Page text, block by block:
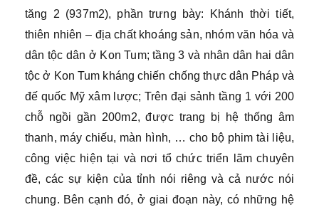
tăng 2 (937m2), phần trưng bày: Khánh thời tiết,
thiên nhiên – địa chất khoáng sản, nhóm văn hóa và
dân tộc dân ở Kon Tum; tầng 3 và nhân dân hai dân
tộc ở Kon Tum kháng chiến chống thực dân Pháp và
đế quốc Mỹ xâm lược; Trên đại sảnh tầng 1 với 200
chỗ ngồi gần 200m2, được trang bị hệ thống âm
thanh, máy chiếu, màn hình, … cho bộ phim tài liệu,
công việc hiện tại và nơi tổ chức triển lãm chuyên
đề, các sự kiện của tỉnh nói riêng và cả nước nói
chung. Bên cạnh đó, ở giai đoạn này, có những hệ